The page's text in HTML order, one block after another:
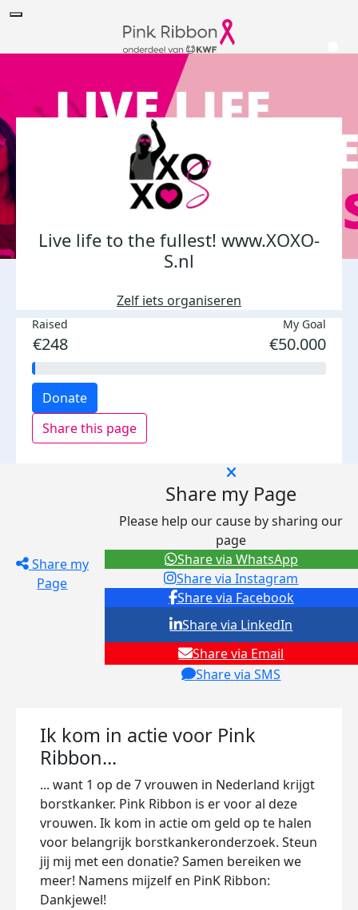
Live life to the fullest! www.XOXO-
S.nl
Zelf iets organiseren
Raised
€248
My Goal
€50.000
Donate
Share this page
Share my
Page
Share my Page
Please help our cause by sharing our
page
Share via Facebook
Share via Instagram
Share via Email
Share via SMS
Share via LinkedIn
Share via WhatsApp
Ik kom in actie voor Pink
Ribbon...
... want 1 op de 7 vrouwen in Nederland krijgt
borstkanker. Pink Ribbon is er voor al deze
vrouwen. Ik kom in actie om geld op te halen
voor belangrijk borstkankeronderzoek. Steun
jij mij met een donatie? Samen bereiken we
meer! Namens mijzelf en PinK Ribbon:
Dankjewel!